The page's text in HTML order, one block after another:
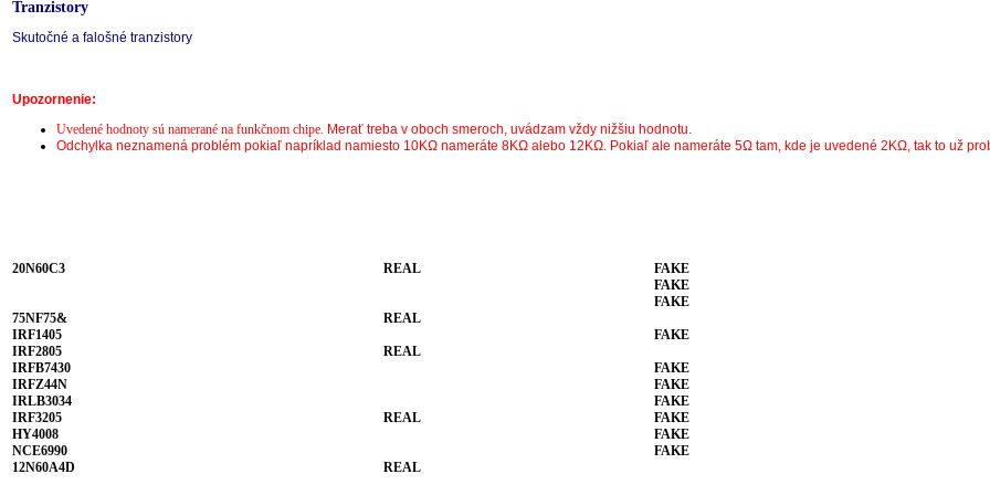
Tranzistory
Skutočné a falošné tranzistory
Upozornenie:
Uvedené hodnoty sú namerané na funkčnom chipe. Merať treba v oboch smeroch, uvádzam vždy nižšiu hodnotu.
Odchylka neznamená problém pokiaľ napríklad namiesto 10KΩ nameráte 8KΩ alebo 12KΩ. Pokiaľ ale nameráte 5Ω tam, kde je uvedené 2KΩ, tak to už
20N60C3 REAL
FAKE
FAKE
FAKE
75NF75&
REAL
IRF1405
FAKE
IRF2805
REAL
IRFB7430
FAKE
IRFZ44N
FAKE
IRLB3034
FAKE
IRF3205
REAL
FAKE
HY4008
FAKE
NCE6990
FAKE
12N60A4D
REAL